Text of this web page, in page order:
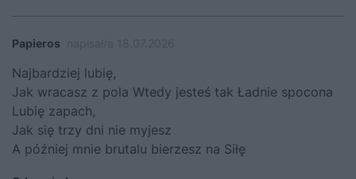
Papieros
Najbardziej lubię,
Jak wracasz z pola Wtedy jesteś tak Ładnie spocona
Lubię zapach,
Jak się trzy dni nie myjesz
A później mnie brutalu bierzesz na Siłę